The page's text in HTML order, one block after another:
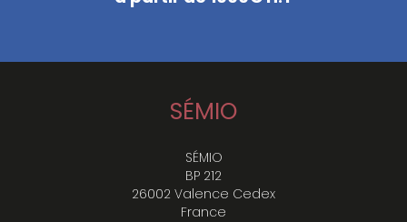
SÉMIO
SÉMIO
BP 212
26002 Valence Cedex
France